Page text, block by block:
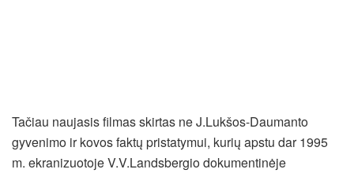
Tačiau naujasis filmas skirtas ne J.Lukšos-Daumanto
gyvenimo ir kovos faktų pristatymui, kurių apstu dar 1995
m. ekranizuotoje V.V.Landsbergio dokumentinėje